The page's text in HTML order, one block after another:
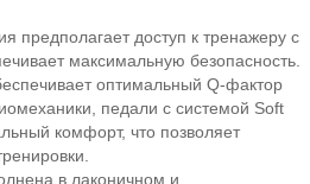
предполагает доступ к тренажеру с
максимальную безопасность.
оптимальный Q-фактор
педали с системой Soft
комфорт, что позволяет
в лаконичном и